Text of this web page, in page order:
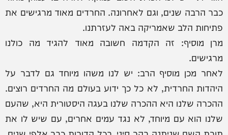
כבר הרבה שנים, וגם לאחרונה. החרדים מאוד מרגישים את
פתיחות הלב שאמריקה באה לעזרתנו.
מרן מוסיף: זה הקדמה חשובה מאוד להגיד מה כולנו
מרגישים.
לאחר מכן מוסיף הרב: יש לנו משהו מיוחד גם לדבר על
היהדות החרדית, לא כל כך ידוע בעולם מה החרדים רוצים.
ההכרה שלנו היא ההכרה שלנו בעגה היסטורית היא, שהעם
שלנו הוא עם מיוחד, לא נגד עמים אחרים, עם שיש לו את